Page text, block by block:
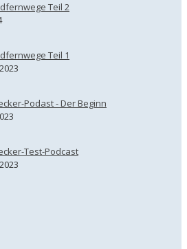
Teil 2
Teil 1
Podast - Der Beginn
Test-Podcast